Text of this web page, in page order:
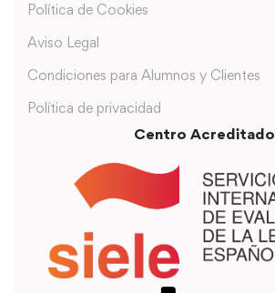
Política de Cookies
Aviso Legal
Condiciones para Alumnos y Clientes
Política de privacidad
Centro Acreditado